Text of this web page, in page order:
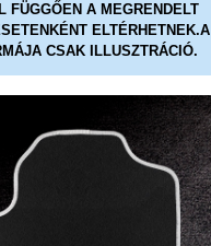
FÜGGŐEN A MEGRENDELT
ELTÉRHETNEK.A
CSAK ILLUSZTRÁCIÓ.